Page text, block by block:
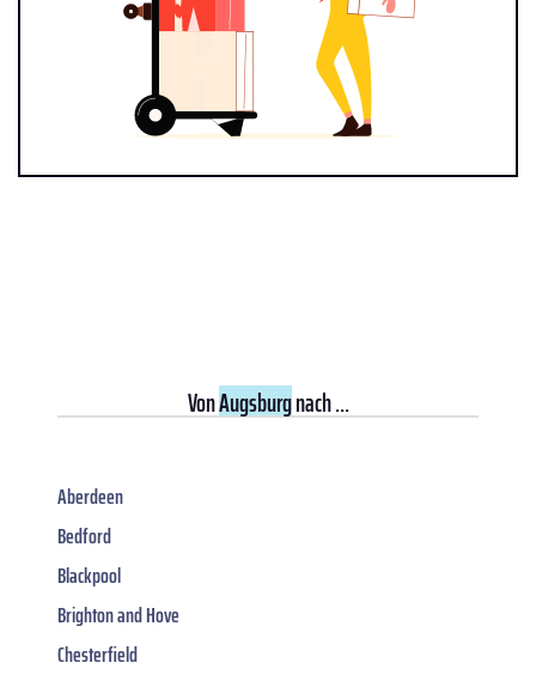
VonAugsburgnach ...
Aberdeen
Bedford
Blackpool
Brighton and Hove
Chesterfield